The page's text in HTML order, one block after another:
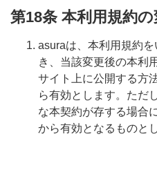
第18条 本利用規約
asuraは、本利用規約
き、当該変更後の本利
サイト上に公開する方
ら有効とします。ただ
な本契約が存する場合
から有効となるものと